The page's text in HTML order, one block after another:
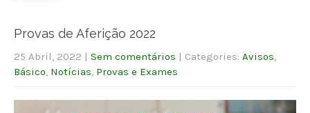
Provas de Aferição 2022
25 Abril, 2022 | Sem comentários | Categories: Avisos
Básico Notícias Provas e Exames